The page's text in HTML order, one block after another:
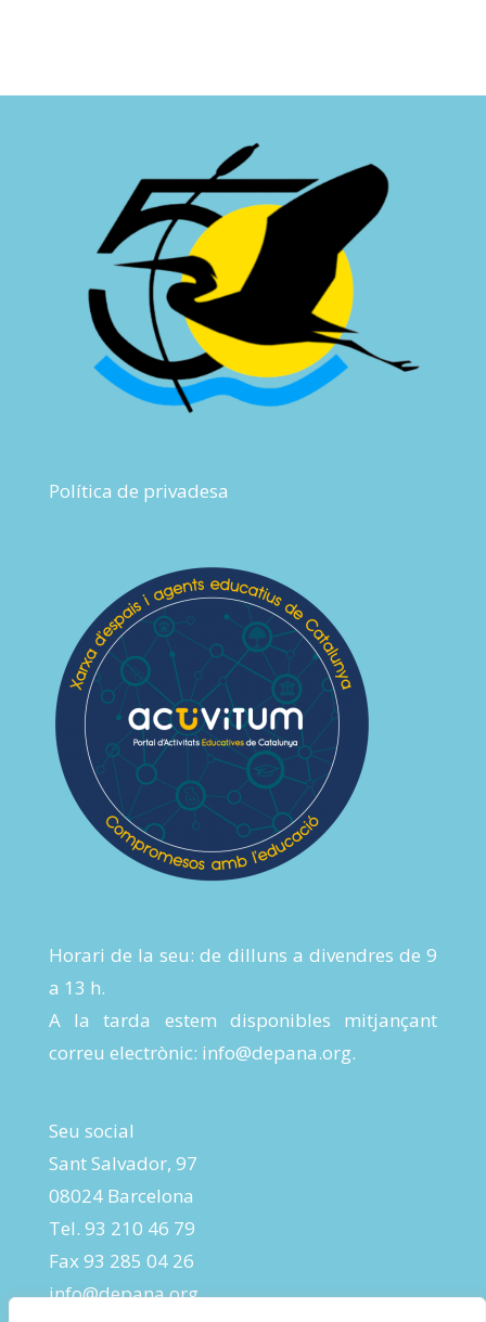
Política de privadesa
Horari de la seu: de dilluns a divendres de 9
a 13 h.
A la tarda estem disponibles mitjançant
correu electrònic: info@depana.org.
Seu social
Sant Salvador, 97
08024 Barcelona
Tel. 93 210 46 79
Fax 93 285 04 26
info@depana.org